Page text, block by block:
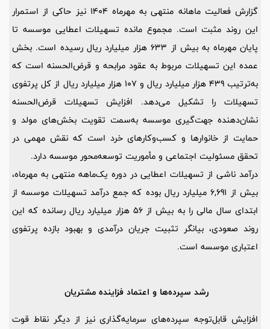
گزارش فعالیت ماهانه منتهی به مهرماه 1404 نیز حاکی از استمرار
این روند مثبت است. مجموع مانده تسهیلات اعطایی موسسه تا
پایان مهرماه به بیش از 633 هزار میلیارد ریال رسیده است. بخش
عمده این تسهیلات مربوط به عقود مرابحه و قرض‌الحسنه است که
به‌ترتیب 439 هزار میلیارد ریال و 107 هزار میلیارد ریال از کل پرتفوی
تسهیلات را تشکیل می‌دهد. افزایش تسهیلات قرض‌الحسنه
نشان‌دهنده جهت‌گیری موسسه به‌سمت تقویت بخش‌های مولد و
حمایت از خانوارها و کسب‌وکارهای خرد است که نقش مهمی در
تحقق مسئولیت اجتماعی و مأموریت توسعه‌محور موسسه دارد.
درآمد ناشی از تسهیلات اعطایی در دوره یک‌ماهه منتهی به مهرماه،
بیش از 6,691 میلیارد ریال بوده که جمع درآمد تسهیلات موسسه از
ابتدای سال مالی را به بیش از 56 هزار میلیارد ریال رسانده که این
روند صعودی، بیانگر تثبیت جریان درآمدی و بهبود بازده پرتفوی
اعتباری موسسه است.
رشد سپرده‌ها و اعتماد فزاینده مشتریان
افزایش قابل‌توجه سپرده‌های سرمایه‌گذاری نیز از دیگر نقاط قوت